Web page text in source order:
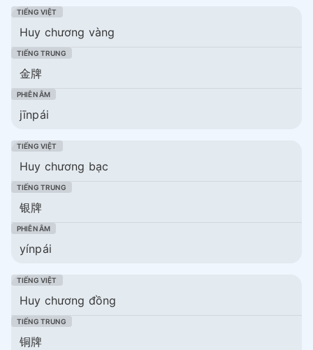
Huy chương vàng
金牌
jīnpái
Huy chương bạc
银牌
yínpái
Huy chương đồng
铜牌